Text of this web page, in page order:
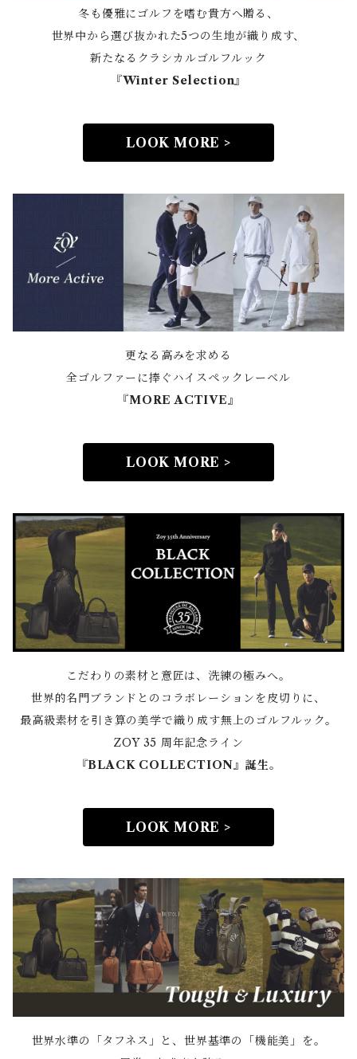
冬も優雅にゴルフを嗜む貴方へ贈る、
世界中から選び抜かれた5つの生地が織り成す、
新たなるクラシカルゴルフルック
『Winter Selection』
LOOK MORE >
更なる高みを求める
全ゴルファーに捧ぐハイスペックレーベル
『MORE ACTIVE』
LOOK MORE >
こだわりの素材と意匠は、洗練の極みへ。
世界的名門ブランドとのコラボレーションを皮切りに、
最高級素材を引き算の美学で織り成す無上のゴルフルック。
ZOY 35 周年記念ライン
『BLACK COLLECTION』誕生。
LOOK MORE >
世界水準の「タフネス」と、世界基準の「機能美」を。